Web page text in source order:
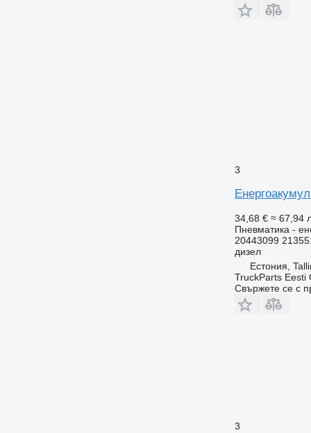
3
34,68 € ≈ 67,94
Пневматика -
20443099
дизел
Естония,
TruckParts Eesti
Свържете се с
3